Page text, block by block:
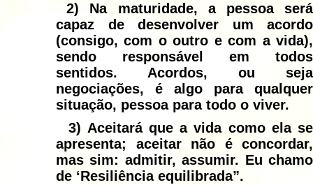
2) Na maturidade, a pessoa será
capaz de desenvolver um acordo
(consigo, com o outro e com a vida),
sendo responsável em todos
sentidos. Acordos, ou seja
negociações, é algo para qualquer
situação, pessoa para todo o viver.
3) Aceitará que a vida como ela se
apresenta; aceitar não é concordar,
mas sim: admitir, assumir. Eu chamo
de ‘Resiliência equilibrada”.